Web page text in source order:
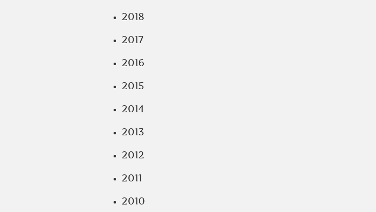
2018
2017
2016
2015
2014
2013
2012
2011
2010